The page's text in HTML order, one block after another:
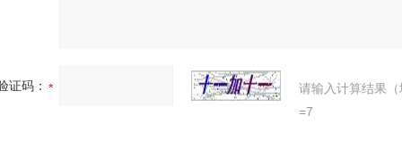
证码：
请输入计算结果
=7